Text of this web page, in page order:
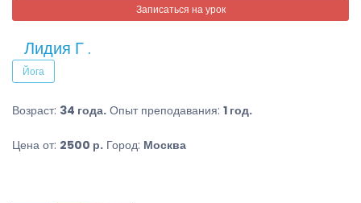
Записаться на урок
Лидия Г .
Йога
Возраст: 34 года. Опыт преподавания: 1 год.
Цена от: 2500 р. Город: Москва